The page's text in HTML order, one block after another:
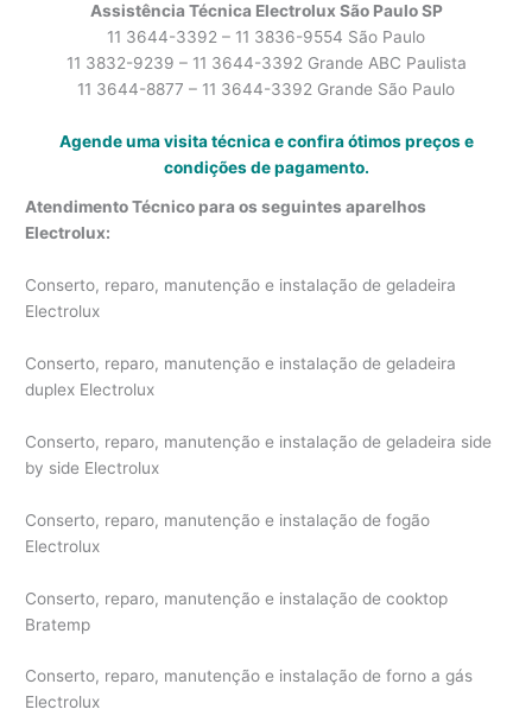
Assistência Técnica Electrolux São Paulo SP
11 3644-3392 – 11 3836-9554 São Paulo
11 3832-9239 – 11 3644-3392 Grande ABC Paulista
11 3644-8877 – 11 3644-3392 Grande São Paulo
Agende uma visita técnica e confira ótimos preços e
condições de pagamento.
Atendimento Técnico para os seguintes aparelhos
Electrolux:
Conserto, reparo, manutenção e instalação de geladeira
Electrolux
Conserto, reparo, manutenção e instalação de geladeira
duplex Electrolux
Conserto, reparo, manutenção e instalação de geladeira side
by side Electrolux
Conserto, reparo, manutenção e instalação de fogão
Electrolux
Conserto, reparo, manutenção e instalação de cooktop
Bratemp
Conserto, reparo, manutenção e instalação de forno a gás
Electrolux